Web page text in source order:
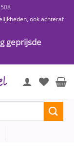
ook achteraf
geprijsde